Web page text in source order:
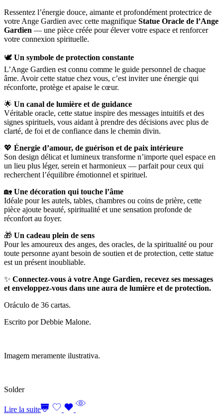
Ressentez l’énergie douce, aimante et profondément protectrice de
votre Ange Gardien avec cette magnifique Statue Oracle de l’Ange
Gardien — une pièce créée pour élever votre espace et renforcer
votre connexion spirituelle.
🕊️ Un symbole de protection constante
L’Ange Gardien est connu comme le guide personnel de chaque
âme. Avoir cette statue chez vous, c’est inviter une énergie qui
réconforte, protège et apaise le cœur.
🌟 Un canal de lumière et de guidance
Véritable oracle, cette statue inspire des messages intuitifs et des
signes spirituels, vous aidant à prendre des décisions avec plus de
clarté, de foi et de confiance dans le chemin divin.
💖 Énergie d’amour, de guérison et de paix intérieure
Son design délicat et lumineux transforme n’importe quel espace en
un lieu plus léger, serein et harmonieux — parfait pour ceux qui
recherchent l’équilibre émotionnel et spirituel.
🏡 Une décoration qui touche l’âme
Idéale pour les autels, tables, chambres ou coins de prière, cette
pièce ajoute beauté, spiritualité et une sensation profonde de
réconfort au foyer.
🎁 Un cadeau plein de sens
Pour les amoureux des anges, des oracles, de la spiritualité ou pour
toute personne ayant besoin de soutien et de protection, cette statue
est un présent inoubliable.
✨ Connectez-vous à votre Ange Gardien, recevez ses messages
et enveloppez-vous dans une aura de lumière et de protection.
Oráculo de 36 cartas.
Escrito por Debbie Malone.
Imagem meramente ilustrativa.
Solder
Lire la suite